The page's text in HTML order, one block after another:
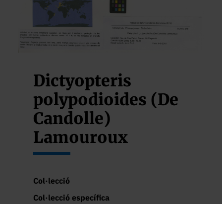
Dictyopteris
polypodioides (De
Candolle)
Lamouroux
Col·lecció
Col·lecció específica